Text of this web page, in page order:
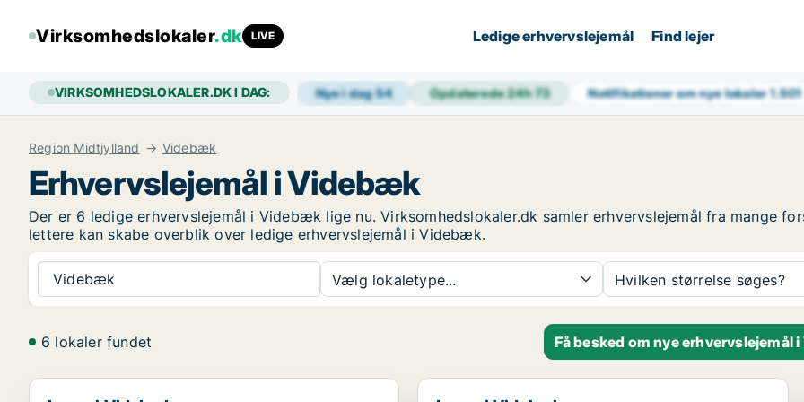
Virksomhedslokaler.dk LIVE Ledige erhvervslejemål Find lejer
VIRKSOMHEDSLOKALER.DK I DAG: Nye i dag54 Opdaterede 24h 73 Notifikationer om nye lokaler1.501
Region Midtjylland Videbæk
Erhvervslejemål i Videbæk
Der er 6 ledige erhvervslejemål i Videbæk lige nu. Virksomhedslokaler.dk samler erhvervslejemål fra mange
lettere kan skabe overblik over ledige erhvervslejemål i Videbæk.
Videbæk Vælg lokaletype... Hvilken størrelse søges?
6 lokaler fundet Få besked om nye erhvervslejemål
Lager i Videbæk Lager i Videbæk